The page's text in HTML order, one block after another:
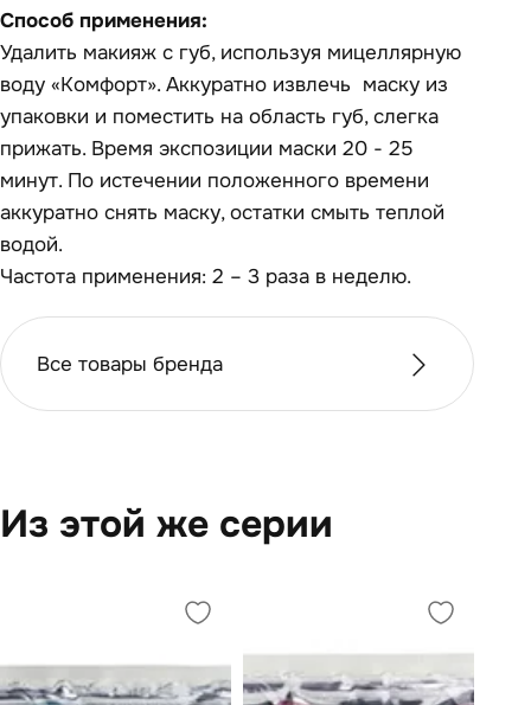
Способ применения:
Удалить макияж с губ, используя мицеллярную
воду «Комфорт». Аккуратно извлечь маску из
упаковки и поместить на область губ, слегка
прижать. Время экспозиции маски 20 - 25
минут. По истечении положенного времени
аккуратно снять маску, остатки смыть теплой
водой.
Частота применения: 2 – 3 раза в неделю.
Все товары бренда
Из этой же серии